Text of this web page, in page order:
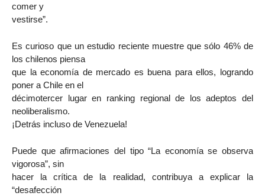
comer y
vestirse”.
Es curioso que un estudio reciente muestre que sólo 46% de
los chilenos piensa
que la economía de mercado es buena para ellos, logrando
poner a Chile en el
décimotercer lugar en ranking regional de los adeptos del
neoliberalismo.
¡Detrás incluso de Venezuela!
Puede que afirmaciones del tipo “La economía se observa
vigorosa”, sin
hacer la crítica de la realidad, contribuya a explicar la
“desafección